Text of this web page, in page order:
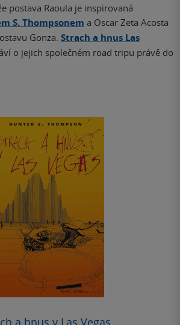
postava Raoula je inspirovaná
S. Thompsonem a Oscar Zeta Acosta
Gonza. Strach a hnus Las
o jejich společném road tripu právě do